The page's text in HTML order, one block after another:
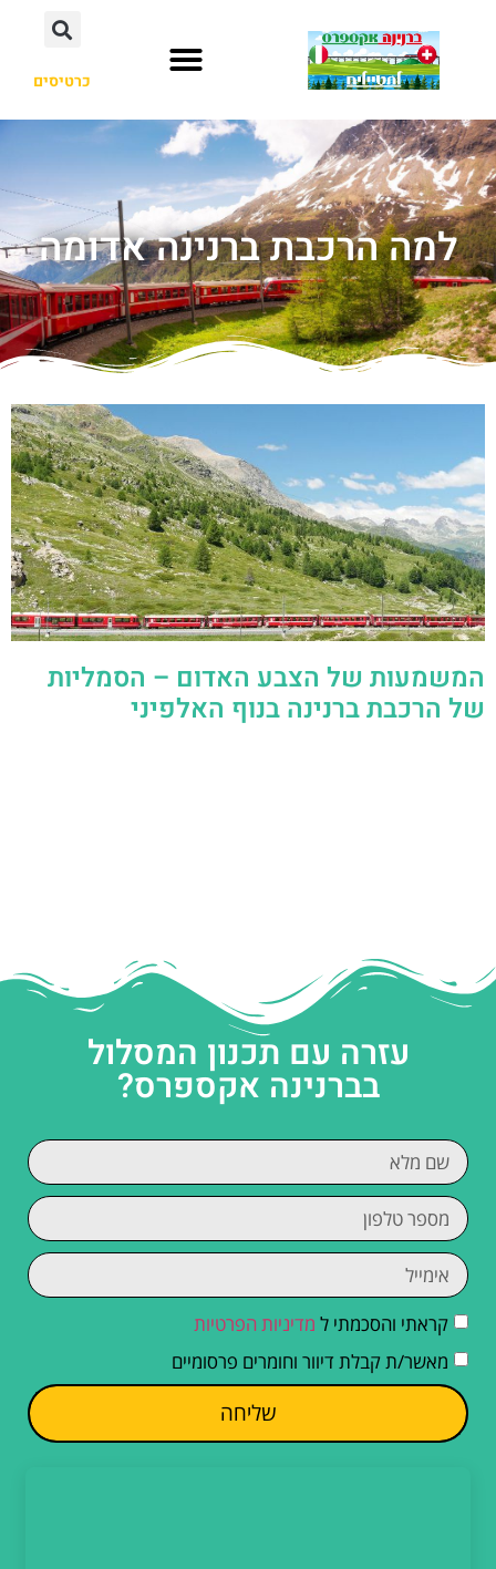
כרטיסים
למה הרכבת ברנינה אדומה
המשמעות של הצבע האדום – הסמליות
של הרכבת ברנינה בנוף האלפיני
עזרה עם תכנון המסלול
בברנינה אקספרס?
קראתי והסכמתי ל מדיניות הפרטיות
מאשר/ת קבלת דיוור וחומרים פרסומיים
שליחה